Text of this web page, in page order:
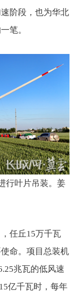
阶段，也为华北
的一笔。
行叶片吊装。姜
任丘15万千瓦
命。项目总装机
兆瓦的低风速
亿千瓦时，每年